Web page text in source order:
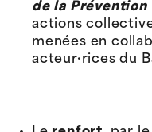
de la Prévention
actions
menées en
acteur·rices du